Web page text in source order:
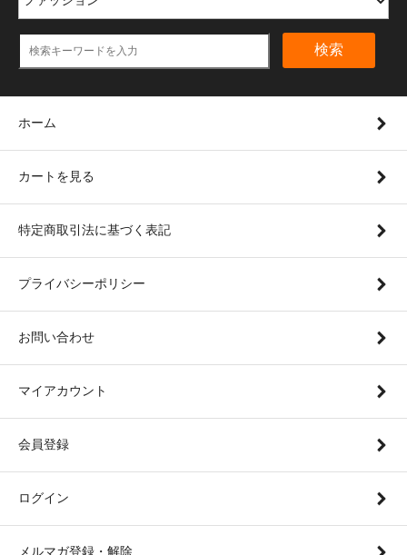
検索
ホーム
カートを見る
特定商取引法に基づく表記
プライバシーポリシー
お問い合わせ
マイアカウント
会員登録
ログイン
メルマガ登録・解除